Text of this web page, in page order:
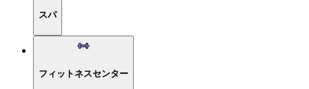
スパ
フィットネスセンター